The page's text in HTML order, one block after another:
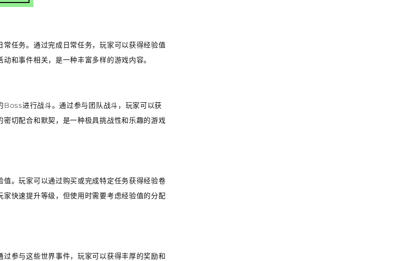
任务。通过完成日常任务，玩家可以获得经验值
和事件相关，是一种丰富多样的游戏内容。
进行战斗。通过参与团队战斗，玩家可以获
切配合和默契，是一种极具挑战性和乐趣的游戏
。玩家可以通过购买或完成特定任务获得经验卷
快速提升等级，但使用时需要考虑经验值的分配
参与这些世界事件，玩家可以获得丰厚的奖励和